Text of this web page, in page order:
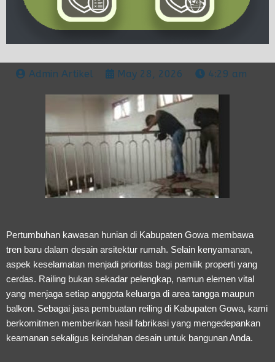
Admin Artikel May 28, 2026 4:29 am
Pertumbuhan kawasan hunian di Kabupaten Gowa membawa
tren baru dalam desain arsitektur rumah. Selain kenyamanan,
aspek keselamatan menjadi prioritas bagi pemilik properti yang
cerdas. Railing bukan sekadar pelengkap, namun elemen vital
yang menjaga setiap anggota keluarga di area tangga maupun
balkon. Sebagai jasa pembuatan reiling di Kabupaten Gowa, kami
berkomitmen memberikan hasil fabrikasi yang mengedepankan
keamanan sekaligus keindahan desain untuk bangunan Anda.